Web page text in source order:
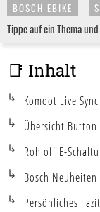
BOSCH EBIKE
Tippe auf ein Thema
📑 Inhalt
Komoot Live
Übersicht Button
Rohloff E-
Bosch Neuheiten
Persönliches Fazit